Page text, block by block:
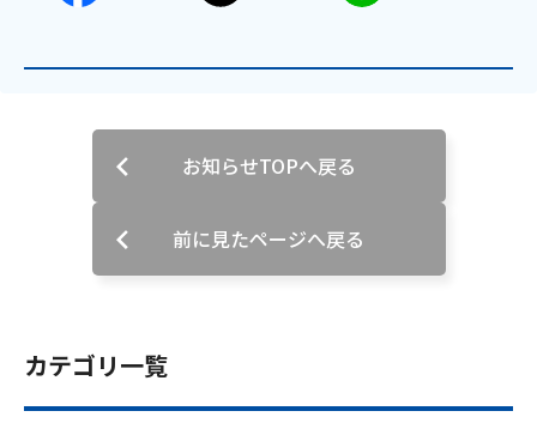
広告掲載のご案内
カテゴリ一覧
お知らせTOPへ戻る
前に見たページへ戻る